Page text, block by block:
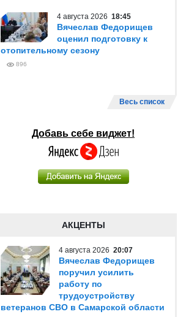
4 августа 2026 18:45
Вячеслав Федорищев
оценил подготовку к
отопительному сезону
896
Весь список
Добавь себе виджет!
АКЦЕНТЫ
4 августа 2026 20:07
Вячеслав Федорищев
поручил усилить
работу по
трудоустройству
ветеранов СВО в Самарской области